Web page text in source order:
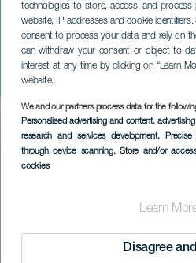
technologies to store, access, and process
website, IP addresses and cookie
consent to process your data and rely on
can withdraw your consent or object to
interest at any time by clicking on “Learn
website.
We and our partners process data for the
Personalised advertising and content,
research and services development, Precise
through device scanning, Store and/or
cookies
Learn
Disagree
Judeline
Konzert
GRAN CANARIA
Imagen
Listado